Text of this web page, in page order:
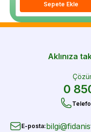
Sepete Ekle
Aklınıza
0
E-posta: